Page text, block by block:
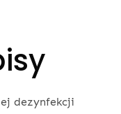
dezynfekcji